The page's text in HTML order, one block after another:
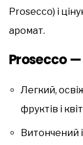
Prosecco) і
аромат.
Prosecco —
Легкий,
фруктів і
Витончений